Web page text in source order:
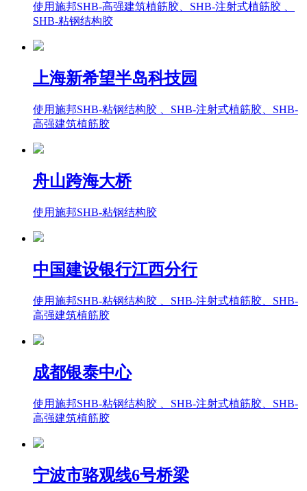
使用施邦SHB-高强建筑植筋胶、SHB-注射式植筋胶 、
SHB-粘钢结构胶
上海新希望半岛科技园
使用施邦SHB-粘钢结构胶 、SHB-注射式植筋胶、SHB-
高强建筑植筋胶
舟山跨海大桥
使用施邦SHB-粘钢结构胶
中国建设银行江西分行
使用施邦SHB-粘钢结构胶 、SHB-注射式植筋胶、SHB-
高强建筑植筋胶
成都银泰中心
使用施邦SHB-粘钢结构胶 、SHB-注射式植筋胶、SHB-
高强建筑植筋胶
宁波市骆观线6号桥梁